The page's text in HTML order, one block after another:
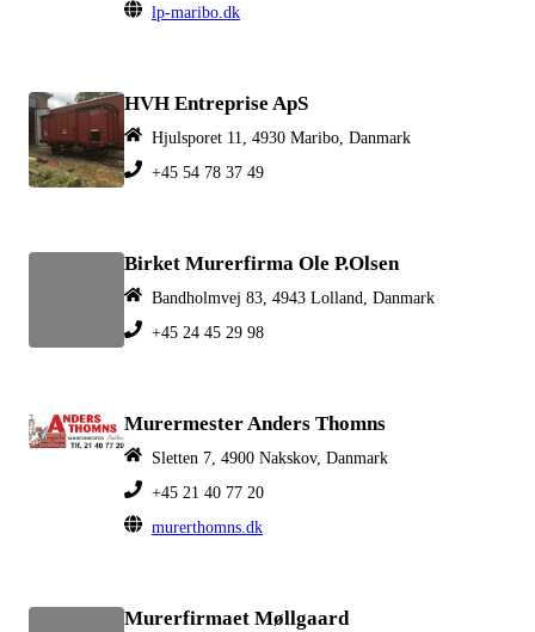
lp-maribo.dk
HVH Entreprise ApS
Hjulsporet 11, 4930 Maribo, Danmark
+45 54 78 37 49
Birket Murerfirma Ole P.Olsen
Bandholmvej 83, 4943 Lolland, Danmark
+45 24 45 29 98
Murermester Anders Thomns
Sletten 7, 4900 Nakskov, Danmark
+45 21 40 77 20
murerthomns.dk
Murerfirmaet Møllgaard